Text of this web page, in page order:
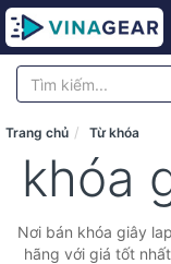
Trang chủ Từ khóa
khóa
Nơi bán khóa giây
hãng với giá tốt